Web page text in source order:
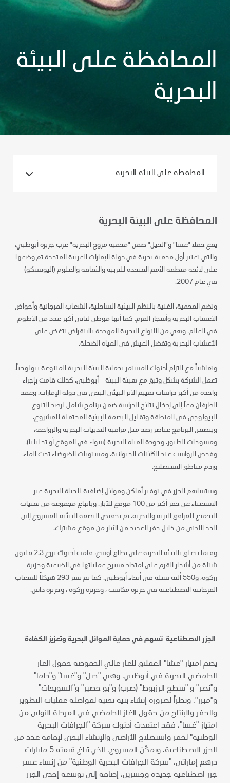
المحافظة على البيئة
البحرية
المحافظة على البيئة البحرية
يقع حقلا "غشا" و"الحيل" ضمن "محمية مروح البحرية" غرب جزيرة أبوظبي،
والتي تعتبر أول محمية بحرية في دولة الإمارات العربية المتحدة تم وضعها
على لائحة منظمة الأمم المتحدة للتربية والثقافة والعلوم (اليونسكو)
في عام 2007.
وتضم المحمية، الغنية بالنظم البيئية الساحلية، الشعاب المرجانية وأحواض
الأعشاب البحرية وأشجار القرم. كما أنها موطن لثاني أكبر عدد من الأطوم
في العالم، وهي من الأنواع البحرية المهددة بالانقراض تتغذى على
الأعشاب البحرية وتفضل العيش في المياه الضحلة.
وتماشياً مع التزام أدنوك المستمر بحماية البيئة البحرية المتنوعة بيولوجياً،
تعمل الشركة بشكل وثيق مع هيئة البيئة – أبوظبي، كذلك قامت بإجراء
واحدة من أكبر دراسات تقييم الأثر البيئي البحري في دولة الإمارات. وعمد
الطرفان معاً إلى إدخال نتائج الدراسة ضمن برنامج شامل لرصد التنوع
البيولوجي في المنطقة وتقليل البصمة البيئية المحتملة للمشروع.
ويتضمن البرنامج عناصر رصد مثل مراقبة الثدييات البحرية والزواحف،
ومسوحات الطيور، وجودة المياه البحرية (سواء في الموقع أو تحليلياً)،
وفحص الرواسب عند الكائنات الحيوانية، ومستويات الضوضاء تحت الماء،
وردم مناطق الاستصلاح.
وستساهم الجزر في توفير أماكن وموائل إضافية للحياة البحرية عبر
الاستغناء عن حفر أكثر من 100 موقع للآبار. وباتباع مجموعة من تقنيات
التجميع للمرافق البرية والبحرية، تم تخفيض البصمة البيئية للمشروع إلى
الحد الأدنى من خلال حفر العديد من الآبار من موقع مشترك.
وفيما يتعلق بالبيئة البحرية على نطاق أوسع، قامت أدنوك بزرع 2.3 مليون
شتلة من أشجار القرم على امتداد مسرح عملياتها في الضبعية وجزيرة
زركوه، و550 ألف شتلة في أنحاء أبوظبي. كما تم نشر 293 هيكلاً للشعاب
المرجانية الاصطناعية في جزيرة مكاسب ، وجزيرة زركوه ، وجزيرة داس.
الجزر الاصطناعية تسهم في حماية الموائل البحرية وتعزيز الكفاءة
يضم امتياز "غشا" العملاق للغاز عالي الحموضة حقول الغاز
الحامضي البحرية في أبوظبي، وهي "حيل" و"غشا" و"دلما"
و"نصر" و "سطح الرزبوط" (صرب) و"بو حصير" و"الشويحات"
و"مبرز". ونظراً لضرورة إنشاء بنية تحتية لمواصلة عمليات التطوير
والحفر والإنتاج من حقول الغاز الحامضي في المرحلة الأولى من
امتياز "غشا"، فقد اعتمدت أدنوك شركة "الجرافات البحرية
الوطنية" لحفر واستصلاح الأراضي والإنشاء البحري لإقامة عدد من
الجزر الاصطناعية. ويمكّن المشروع، الذي تبلغ قيمته 5 مليارات
درهم إماراتي، "شركة الجرافات البحرية الوطنية" من إنشاء عشر
جزر اصطناعية جديدة وجسرين، إضافة إلى توسعة إحدى الجزر
المحافظة على البيئة البحرية